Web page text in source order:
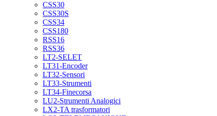
CSS30
CSS30S
CSS34
CSS180
RSS16
RSS36
LT2-SELET
LT31-Encoder
LT32-Sensori
LT33-Strumenti
LT34-Finecorsa
LU2-Strumenti Analogici
LX2-TA trasformatori